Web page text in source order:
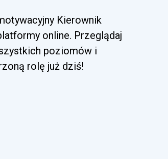
Kierownik
online. Przeglądaj
poziomów i
rolę już dziś!